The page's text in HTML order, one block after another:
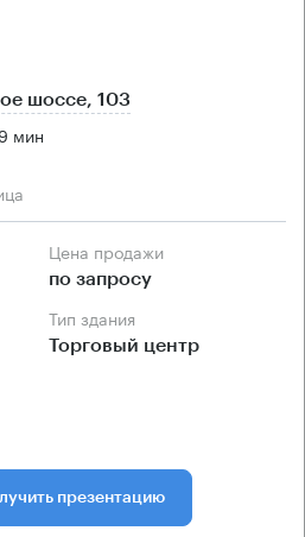
шоссе, 103
мин
Цена продажи
по запросу
Тип здания
Торговый центр
презентацию